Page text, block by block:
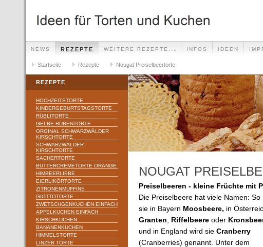
NEWS REZEPTE WEITERE REZEPTE... INFOS IDEEN
Startseite Rezepte Nougat Preiselbeertorte
REZEPTE
HOCHZEITSTORTE
KINDERGEBURTSTAGSTORTE
RÜBLITORTE
GELBE RÜBENTORTE
ORGINAL SCHWARZWÄLDER
KIRSCHTORTE
SCHWARZWÄLDER
KIRSCHTORTE
SACHERTORTE
BUTTERCREMETORTE ORANGE
HIMBEERLIEBE
EIERLIKÖRTORTE
ZITRONENMUFFINS
GIOTTOTORTE
ZWETSCHGENKUCHEN EINFACH
APFELKUCHEN EINFACH
KIRSCHKUCHEN
BANANENKUCHEN
HIMMELSTORTE
LINZER TORTE
NOUGAT
Preiselbeeren - kleine Früchte mit
Die Preiselbeere hat viele Namen: So
sie in Bayern Moosbeere, in
Granten, Riffelbeere oder
und in England wird sie Cranberry
(Cranberries) genannt. Unter dem